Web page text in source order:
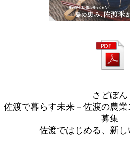
さどぼん
佐渡で暮らす未来－佐渡の農
募集
佐渡ではじめる、新し